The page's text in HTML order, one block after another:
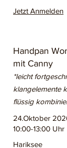
Jetzt Anmelden
Handpan
mit Canny
*leicht
klangelemente
flüssig
24.Oktober
10:00-13:00 Uhr
Hariksee